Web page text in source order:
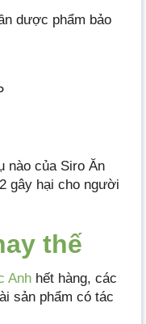
dược phẩm bảo
nào của Siro Ăn
gây hại cho người
thế
Anh hết hàng, các
sản phẩm có tác